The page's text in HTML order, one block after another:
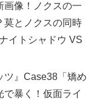
画像！ノクスの一
莫とノクスの同時
イトシャドウ VS
ツ』Case38「矯め
で暴く！仮面ライ